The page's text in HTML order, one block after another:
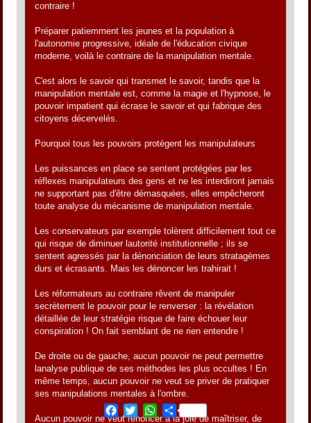
contraire !
Préparer patiemment les jeunes et la population à
l'autonomie progressive, idéale de l'éducation civique
moderne, voilà le contraire de la manipulation mentale.
C'est alors le savoir qui transmet le savoir, tandis que la
manipulation mentale est, comme la magie et l'hypnose, le
pouvoir impatient qui écrase le savoir et qui fabrique des
citoyens décervelés.
Pourquoi tous les pouvoirs protègent les manipulateurs
Les puissances en place se sentent protégées par les
réflexes manipulateurs des gens et ne les interdiront jamais
ne supportant pas d'être démasquées, elles empêcheront
toute analyse du mécanisme de manipulation mentale.
Les conservateurs par exemple tolèrent difficilement tout ce
qui risque de diminuer lautorité institutionnelle ; ils se
sentent agressés par la dénonciation de leurs stratagèmes
durs et écrasants. Mais les dénoncer les trahirait !
Les réformateurs au contraire rêvent de manipuler
secrètement le pouvoir pour le renverser : la révélation
détaillée de leur stratégie risque de faire échouer leur
conspiration ! On fait semblant de ne rien entendre !
De droite ou de gauche, aucun pouvoir ne peut permettre
lanalyse publique de ses méthodes les plus occultes ! En
même temps, aucun pouvoir ne veut se priver de pratiquer
ses manipulations mentales à l'ombre.
Aucun pouvoir ne veut renoncer à la joie de maîtriser, de
Facebook
Twitter WhatsApp
Share